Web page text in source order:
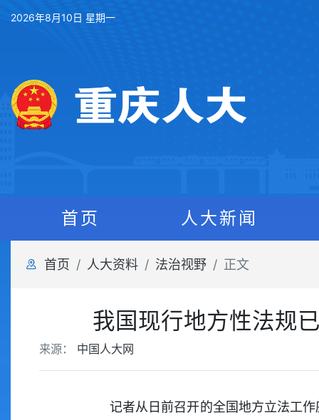
2026年8月10日 星期一
首页 人大新闻
首页 人大资料 法治视野 正文
我国现行地方性法规
来源： 中国人大网
记者从日前召开的全国地方立法工